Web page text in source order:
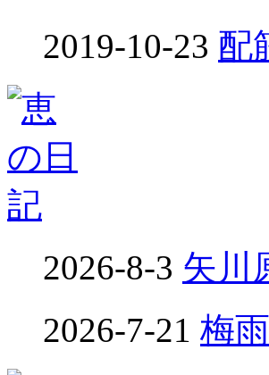
2019-10-23 配
2026-8-3 矢川
2026-7-21 梅